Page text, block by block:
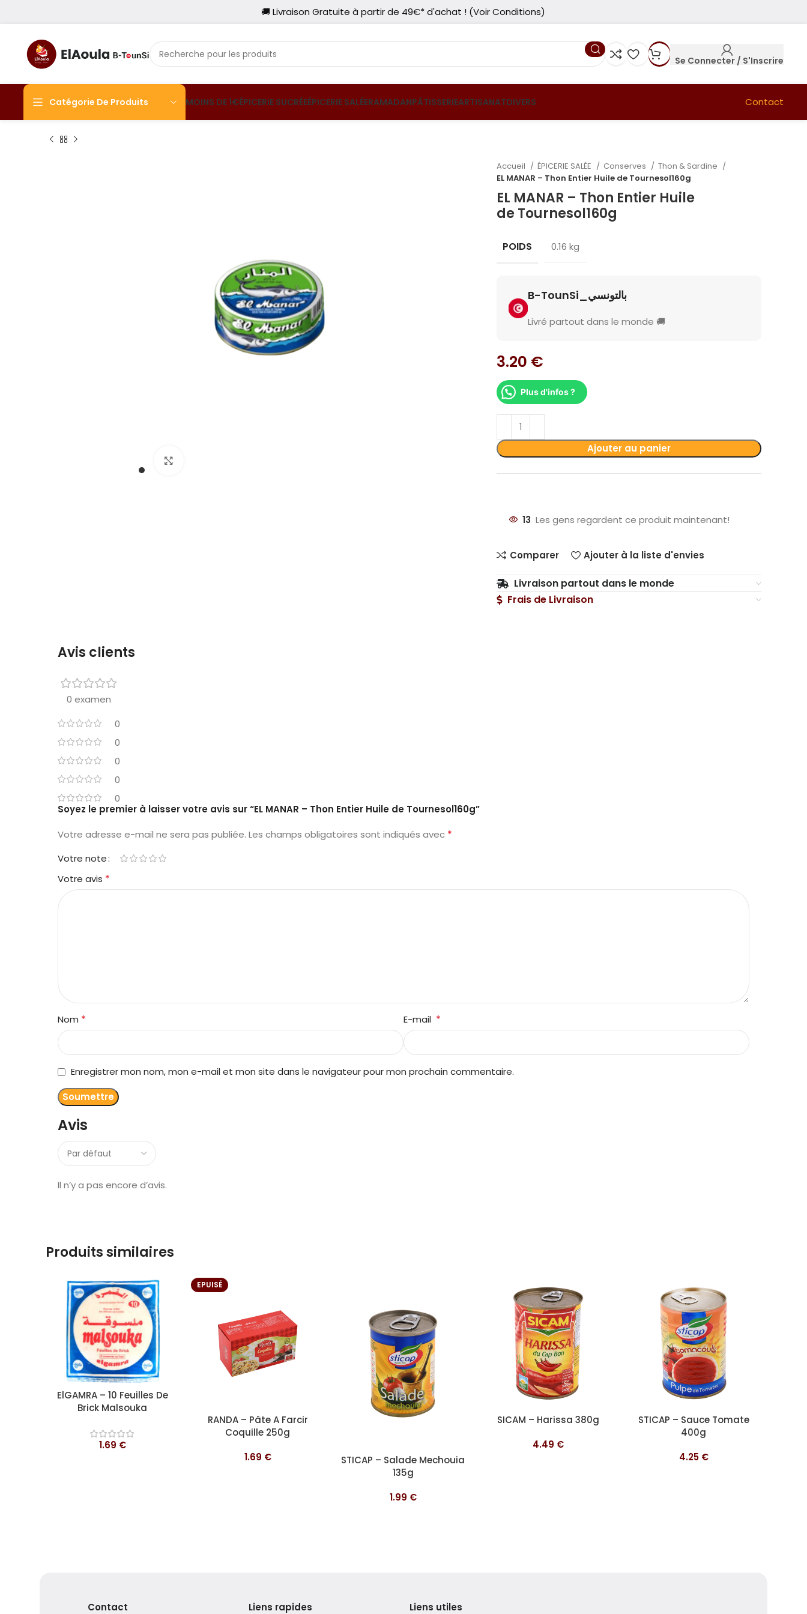
🚚 Livraison Gratuite à partir de 49€* d'achat ! (Voir Conditions)
Se Connecter / S'Inscrire
Catégorie De Produits MOINS DE 1€ÉPICERIE SUCRÉEÉPICERIE SALÉERAMADANPÂTISSERIEARTISANATDIVERS Contact
Accueil ÉPICERIE SALÉE Conserves
Thon & Sardine
EL MANAR – Thon Entier Huile de Tournesol160g
EL MANAR – Thon Entier Huile
de Tournesol160g
POIDS 0.16 kg
B-TounSi_بالتونسي
Livré partout dans le monde 🚚
3.20 €
Plus d'infos ?
Ajouter au panier
13 Les gens regardent ce produit maintenant!
Comparer Ajouter à la liste d'envies
Livraison partout dans le monde
Frais de Livraison
Avis clients
0 examen
0
0
0
0
0
Avis
Il n’y a pas encore d’avis.
Soyez le premier à laisser votre avis sur “EL MANAR – Thon Entier Huile de Tournesol160g”
Votre adresse e-mail ne sera pas publiée. Les champs obligatoires sont indiqués avec *
Votre note
Votre avis *
Nom * E-mail *
Enregistrer mon nom, mon e-mail et mon site dans le navigateur pour mon prochain commentaire.
Produits similaires
Ajouter au panier
ElGAMRA – 10 Feuilles De
Brick Malsouka
1.69 €
EPUISÉ
Lire la suite
RANDA – Pâte A Farcir
Coquille 250g
1.69 € Ajouter au panier
STICAP – Salade Mechouia
135g
1.99 €
Ajouter au panier
SICAM – Harissa 380g
4.49 €
Ajouter au panier
STICAP – Sauce Tomate
400g
4.25 €
Contact Liens rapides Liens utiles